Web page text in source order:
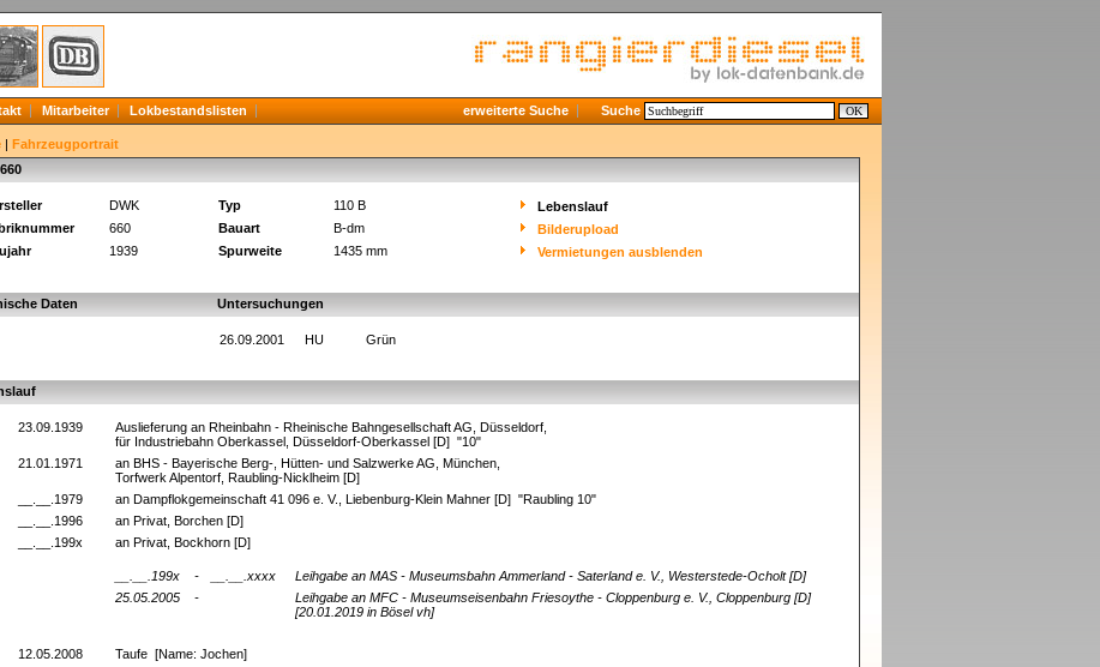
Mitarbeiter Lokbestandslisten erweiterte Suche Suche
| Fahrzeugportrait
DWK Typ 110 B
Lebenslauf
660 Bauart B-dm
Bilderupload
1939 Spurweite 1435 mm Vermietungen ausblenden
Daten Untersuchungen
26.09.2001 HU Grün
23.09.1939
Auslieferung an Rheinbahn - Rheinische Bahngesellschaft AG, Düsseldorf,
für Industriebahn Oberkassel, Düsseldorf-Oberkassel [D] "10"
21.01.1971
an BHS - Bayerische Berg-, Hütten- und Salzwerke AG, München,
Torfwerk Alpentorf, Raubling-Nicklheim [D]
__.__.1979
an Dampflokgemeinschaft 41 096 e. V., Liebenburg-Klein Mahner [D] "Raubling 10"
__.__.1996
an Privat, Borchen [D]
__.__.199x
an Privat, Bockhorn [D]
__.__.199x - __.__.xxxx
Leihgabe an MAS - Museumsbahn Ammerland - Saterland e. V., Westerstede-Ocholt [D]
25.05.2005
-
Leihgabe an MFC - Museumseisenbahn Friesoythe - Cloppenburg e. V., Cloppenburg [D]
[20.01.2019 in Bösel vh]
12.05.2008 Taufe [Name: Jochen]